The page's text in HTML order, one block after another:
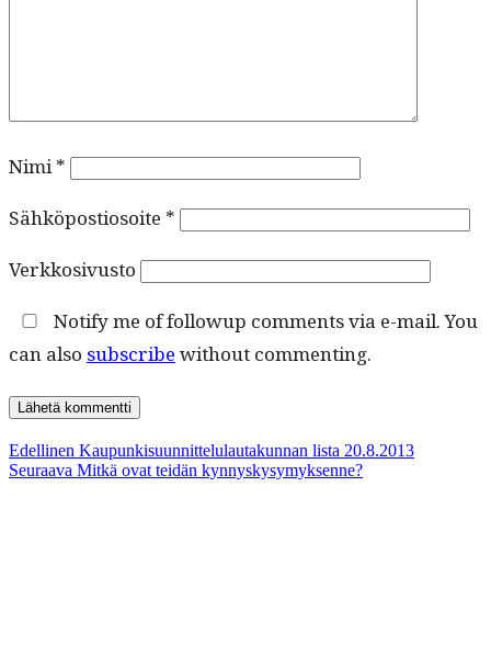
Nimi*
Sähköpostiosoite *
Verkkosivusto
Notify me of followup comments via e-mail. You
can also subscribe without commenting.
Artikkelien
Edellinen Edellinen
artikkeli:
Kaupunkisuunnittelulautakunnan lista 20.8.2013
Seuraava Seuraava
Mitkä ovat teidän kynnyskysymyksenne?